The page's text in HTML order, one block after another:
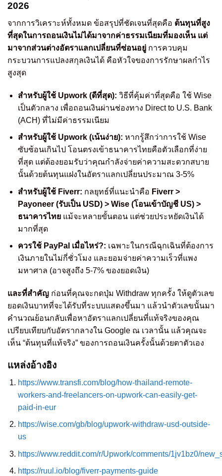
2026
จากการวิเคราะห์ทั้งหมด ข้อสรุปที่ชัดเจนที่สุดคือ ต้นทุนที่สูง
ที่สุดในการถอนเงินไม่ได้มาจากค่าธรรมเนียมที่มองเห็น แต่
มาจากส่วนต่างอัตราแลกเปลี่ยนที่ซ่อนอยู่ การควบคุม
กระบวนการแปลงสกุลเงินได้ คือหัวใจของการรักษาผลกำไร
สูงสุด
สำหรับผู้ใช้ Upwork (ดีที่สุด): วิธีที่คุ้มค่าที่สุดคือ ใช้ Wise
เป็นตัวกลาง เพื่อถอนเงินผ่านช่องทาง Direct to U.S. Bank
(ACH) ที่ไม่มีค่าธรรมเนียม
สำหรับผู้ใช้ Upwork (เน้นง่าย): หากรู้สึกว่าการใช้ Wise
ซับซ้อนเกินไป โอนตรงเข้าธนาคารไทยคือตัวเลือกที่ง่าย
ที่สุด แต่ต้องยอมรับว่าคุณกำลังจ่ายค่าความสะดวกสบาย
นั้นด้วยต้นทุนแฝงในอัตราแลกเปลี่ยนประมาณ 3-5%
สำหรับผู้ใช้ Fiverr: กลยุทธ์ที่แนะนำคือ Fiverr >
Payoneer (รับเป็น USD) > Wise (โอนเข้าบัญชี US) >
ธนาคารไทยแม้จะหลายขั้นตอน แต่ช่วยประหยัดเงินได้
มากที่สุด
ควรใช้ PayPal เมื่อไหร่?: เฉพาะในกรณีฉุกเฉินที่ต้องการ
เงินภายในไม่กี่ชั่วโมง และยอมจ่ายค่าความเร็วที่แพง
มหาศาล (อาจสูงถึง 5-7% ของยอดเงิน)
และที่สำคัญ ก่อนที่คุณจะกดปุ่ม Withdraw ทุกครั้ง ให้ดูตัวเลข
ยอดเงินบาทที่จะได้รับที่ระบบแสดงขึ้นมา แล้วนำตัวเลขนั้นมา
คำนวณย้อนกลับเพื่อหาอัตราแลกเปลี่ยนที่แท้จริงของคุณ
เปรียบเทียบกับอัตรากลางใน Google ณ เวลานั้น แล้วคุณจะ
เห็น “ต้นทุนที่แท้จริง” ของการถอนเงินครั้งนั้นด้วยตาตัวเอง
แหล่งอ้างอิง
https://www.transfi.com/blog/how-thailand-remote-
workers-and-freelancers-on-upwork-can-easily-get-
paid-in-eur
https://wise.com/gb/blog/upwork-withdraw-usd-outside-
us
https://www.reddit.com/r/Upwork/comments/1jv1bz0/
https://ruul.io/blog/fiverr-payments-guide